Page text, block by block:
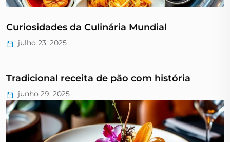
Curiosidades da Culinária Mundial
julho 23, 2025
Tradicional receita de pão com história
junho 29, 2025